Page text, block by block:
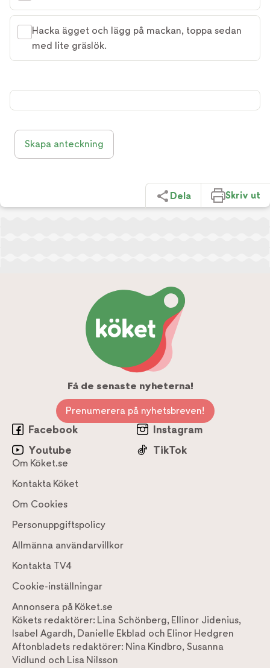
Hacka ägget och lägg på mackan, toppa sedan
med lite gräslök.
Skapa anteckning
Dela Skriv ut
Få de senaste nyheterna!
Prenumerera på nyhetsbreven!
Facebook
Instagram
Youtube
TikTok
Om Köket.se
Kontakta Köket
Om Cookies
Personuppgiftspolicy
Allmänna användarvillkor
Kontakta TV4
Cookie-inställningar
Annonsera på Köket.se
Kökets redaktörer: Lina Schönberg, Ellinor Jidenius,
Isabel Agardh, Danielle Ekblad och Elinor Hedgren
Aftonbladets redaktörer: Nina Kindbro, Susanna
Vidlund och Lisa Nilsson